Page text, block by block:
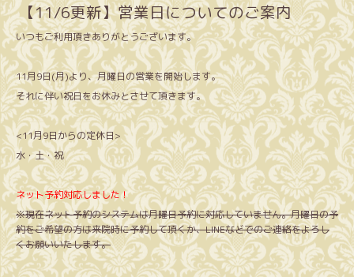
【11/6更新】営業日についてのご案内
いつもご利用頂きありがとうございます。
11月9日(月)より、月曜日の営業を開始します。
それに伴い祝日をお休みとさせて頂きます。
<11月9日からの定休日>
水・土・祝
ネット予約対応しました！
※現在ネット予約のシステムは月曜日予約に対応していません。月曜日の予
約をご希望の方は来院時に予約して頂くか、LINEなどでのご連絡をよろし
くお願いいたします。